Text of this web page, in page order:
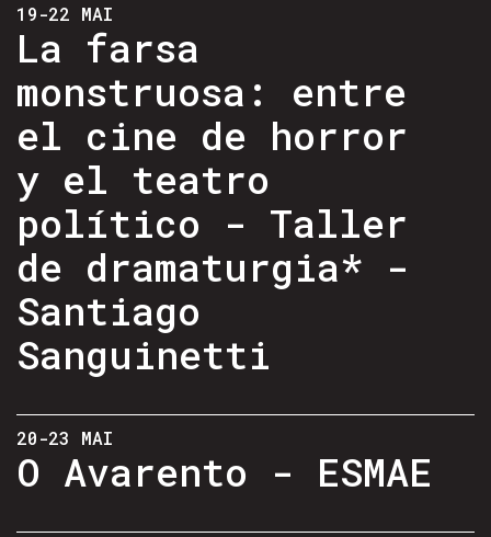
19-22 MAI
La farsa
monstruosa: entre
el cine de horror
y el teatro
político - Taller
de dramaturgia* -
Santiago
Sanguinetti
20-23 MAI
O Avarento - ESMAE